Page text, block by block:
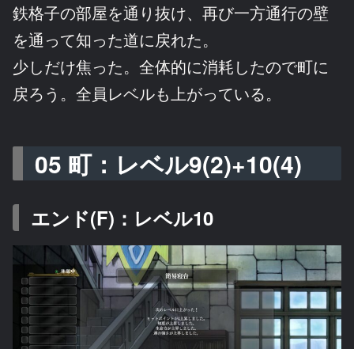
鉄格子の部屋を通り抜け、再び一方通行の壁
を通って知った道に戻れた。
少しだけ焦った。全体的に消耗したので町に
戻ろう。全員レベルも上がっている。
05 町：レベル9(2)+10(4)
エンド(F)：レベル10